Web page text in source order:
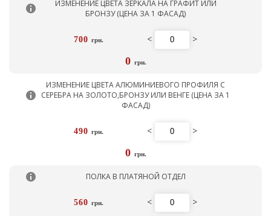
ИЗМЕНЕНИЕ ЦВЕТА ЗЕРКАЛА НА ГРАФИТ ИЛИ
БРОНЗУ (ЦЕНА ЗА 1 ФАСАД)
700 грн. < >
0 грн.
ИЗМЕНЕНИЕ ЦВЕТА АЛЮМИНИЕВОГО ПРОФИЛЯ С
СЕРЕБРА НА ЗОЛОТО,БРОНЗУ ИЛИ ВЕНГЕ (ЦЕНА ЗА 1
ФАСАД)
490 грн. < >
0 грн.
ПОЛКА В ПЛАТЯНОЙ ОТДЕЛ
560 грн. < >